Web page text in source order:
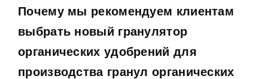
Почему мы рекомендуем клиентам
выбрать новый гранулятор
органических удобрений для
производства гранул органических